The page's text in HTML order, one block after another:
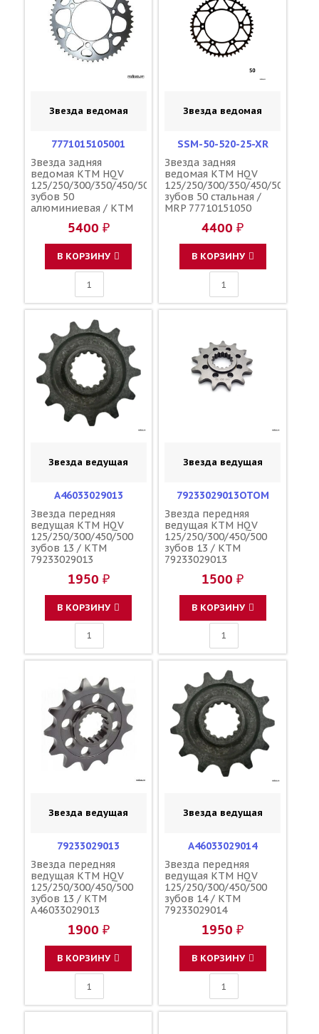
Звезда ведомая
7771015105001
Звезда задняя
ведомая KTM HQV
125/250/300/350/450/500
зубов 50
алюминиевая / KTM
5400 ₽
В КОРЗИНУ
Звезда ведомая
SSM-50-520-25-XR
Звезда задняя
ведомая KTM HQV
125/250/300/350/450/500
зубов 50 стальная /
MRP 77710151050
4400 ₽
В КОРЗИНУ
Звезда ведущая
A46033029013
Звезда передняя
ведущая KTM HQV
125/250/300/450/500
зубов 13 / KTM
79233029013
1950 ₽
В КОРЗИНУ
Звезда ведущая
79233029013OTOM
Звезда передняя
ведущая KTM HQV
125/250/300/450/500
зубов 13 / KTM
79233029013
1500 ₽
В КОРЗИНУ
Звезда ведущая
79233029013
Звезда передняя
ведущая KTM HQV
125/250/300/450/500
зубов 13 / KTM
A46033029013
1900 ₽
В КОРЗИНУ
Звезда ведущая
A46033029014
Звезда передняя
ведущая KTM HQV
125/250/300/450/500
зубов 14 / KTM
79233029014
1950 ₽
В КОРЗИНУ